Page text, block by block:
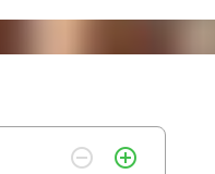
remove_circle_outline add_circle_outline